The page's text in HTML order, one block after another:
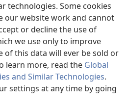
technologies. Some cookies
our website work and cannot
or decline the use of
we use only to improve
of this data will ever be sold or
learn more, read the Global
and Similar Technologies.
settings at any time by going
Bible and Tract Society of Pennsylvania.